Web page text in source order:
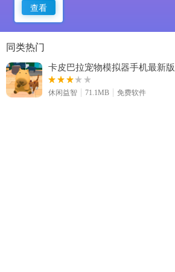
查看
同类热门
卡皮巴拉宠物模拟器手机最新版
休闲益智 71.1MB 免费软件